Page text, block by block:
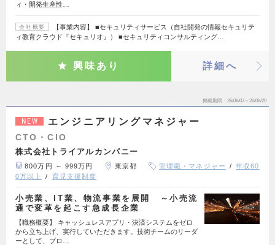
ィ・開発生産性…
会社概要
【事業内容】 ■セキュリティサービス（自社開発の情報セキュリテ
ィ教育クラウド『セキュリオ』） ■セキュリティコンサルティング…
興味あり 詳細へ
掲載期間 26/08/07～26/08/20
NEW エンジニアリングマネジャー
CTO・CIO
株式会社トライアルカンパニー
800万円 ～ 999万円 東京都 管理職・マネジャー
年収60
0万以上
育児支援制度
小売業、IT業、物流事業を展開 ～小売流
通で変革を起こす急成長企業
【職務概要】 キャッシュレスアプリ・決済システムをゼロ
から立ち上げ、実行していただきます。技術チームのリーダ
ーとして、プロ…